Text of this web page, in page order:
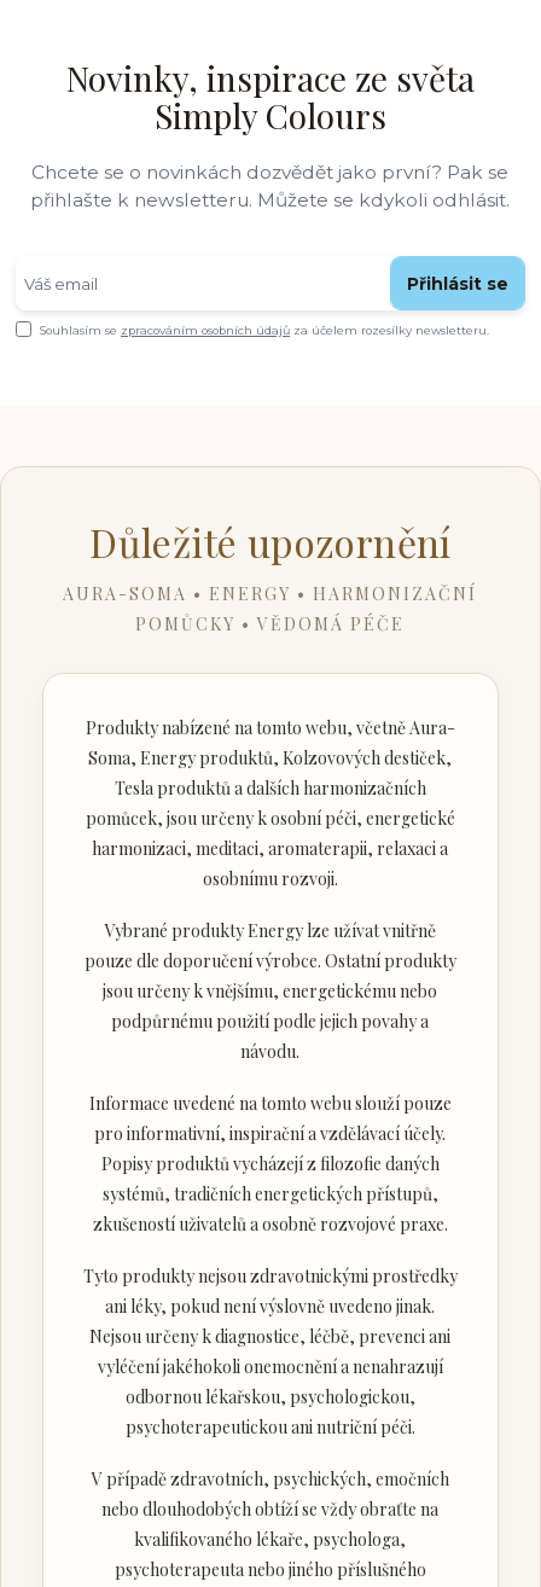
Novinky, inspirace ze světa
Simply Colours
Chcete se o novinkách dozvědět jako první? Pak se
přihlašte k newsletteru. Můžete se kdykoli odhlásit.
Přihlásit se
Souhlasím se zpracováním osobních údajů za účelem rozesílky newsletteru.
Důležité upozornění
AURA-SOMA • ENERGY • HARMONIZAČNÍ
POMŮCKY • VĚDOMÁ PÉČE
Produkty nabízené na tomto webu, včetně Aura-
Soma, Energy produktů, Kolzovových destiček,
Tesla produktů a dalších harmonizačních
pomůcek, jsou určeny k osobní péči, energetické
harmonizaci, meditaci, aromaterapii, relaxaci a
osobnímu rozvoji.
Vybrané produkty Energy lze užívat vnitřně
pouze dle doporučení výrobce. Ostatní produkty
jsou určeny k vnějšímu, energetickému nebo
podpůrnému použití podle jejich povahy a
návodu.
Informace uvedené na tomto webu slouží pouze
pro informativní, inspirační a vzdělávací účely.
Popisy produktů vycházejí z filozofie daných
systémů, tradičních energetických přístupů,
zkušeností uživatelů a osobně rozvojové praxe.
Tyto produkty nejsou zdravotnickými prostředky
ani léky, pokud není výslovně uvedeno jinak.
Nejsou určeny k diagnostice, léčbě, prevenci ani
vyléčení jakéhokoli onemocnění a nenahrazují
odbornou lékařskou, psychologickou,
psychoterapeutickou ani nutriční péči.
V případě zdravotních, psychických, emočních
nebo dlouhodobých obtíží se vždy obraťte na
kvalifikovaného lékaře, psychologa,
psychoterapeuta nebo jiného příslušného